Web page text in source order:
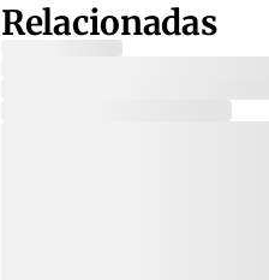
Relacionadas